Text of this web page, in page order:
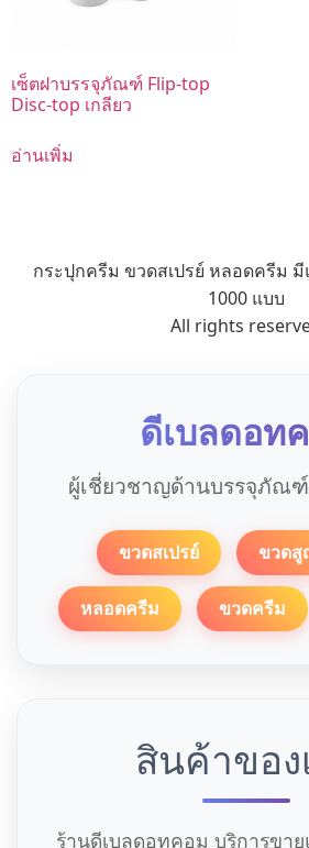
เซ็ตฝาบรรจุภัณฑ์ Flip-top
Disc-top เกลียว
อ่านเพิ่ม
กระปุกครีม ขวดสเปรย์ หลอดครีม
1000 แบบ
All rights
ดีเบลดอท
ผู้เชี่ยวชาญด้านบรรจุภัณฑ์
ขวดสเปรย์ ขวด
หลอดครีม ขวดครีม
สินค้าของ
ร้านดีเบลดอทคอม บริการขาย